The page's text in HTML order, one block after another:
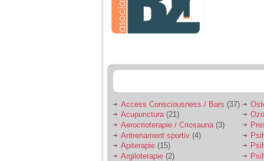
De 4 ani am o relatie
serioasa cu un barbat
sa se manifeste o
Ma aflu aici pentru ca
vreau sa stiu daca am
nevoie de un psiholog
sau psihiatru.
Access Consciousness / Bars (37)
Acupunctura(21)
Aerocrioterapie / Criosauna (3)
Antrenament sportiv (4)
Apiterapie (15)
Argiloterapie (2)